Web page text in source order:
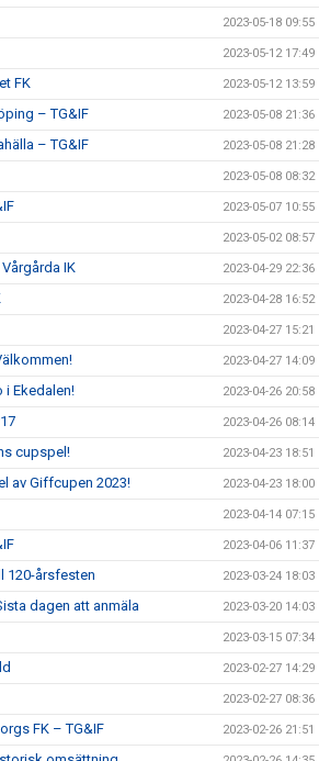
2023-05-18 09:55
2023-05-12 17:49
FK 2023-05-12 13:59
– TG&IF 2023-05-08 21:36
– TG&IF 2023-05-08 21:28
2023-05-08 08:32
2023-05-07 10:55
2023-05-02 08:57
IK 2023-04-29 22:36
2023-04-28 16:52
2023-04-27 15:21
2023-04-27 14:09
Ekedalen! 2023-04-26 20:58
2023-04-26 08:14
cupspel! 2023-04-23 18:51
av Giffcupen 2023! 2023-04-23 18:00
2023-04-14 07:15
2023-04-06 11:37
120-årsfesten 2023-03-24 18:03
dagen att anmäla 2023-03-20 14:03
2023-03-15 07:34
2023-02-27 14:29
2023-02-27 08:36
FK – TG&IF 2023-02-26 21:51